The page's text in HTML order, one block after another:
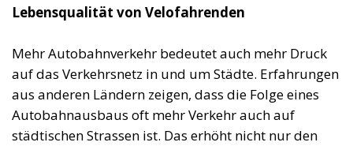
Lebensqualität von Velofahrenden
Mehr Autobahnverkehr bedeutet auch mehr Druck
auf das Verkehrsnetz in und um Städte. Erfahrungen
aus anderen Ländern zeigen, dass die Folge eines
Autobahnausbaus oft mehr Verkehr auch auf
städtischen Strassen ist. Das erhöht nicht nur den